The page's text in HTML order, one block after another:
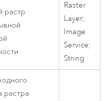
растр
Raster
Layer;
Image
Service;
String
растра